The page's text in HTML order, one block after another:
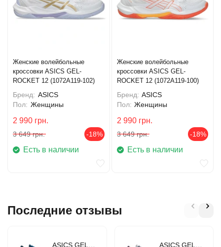
Женские волейбольные
кроссовки ASICS GEL-
ROCKET 12 (1072A119-102)
Бренд: ASICS
Пол: Женщины
2 990 грн.
3 649 грн. -18%
Есть в наличии
Женские волейбольные
кроссовки ASICS GEL-
ROCKET 12 (1072A119-100)
Бренд: ASICS
Пол: Женщины
2 990 грн.
3 649 грн. -18%
Есть в наличии
Последние отзывы